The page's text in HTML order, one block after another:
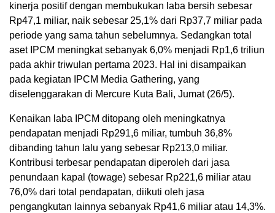
kinerja positif dengan membukukan laba bersih sebesar
Rp47,1 miliar, naik sebesar 25,1% dari Rp37,7 miliar pada
periode yang sama tahun sebelumnya. Sedangkan total
aset IPCM meningkat sebanyak 6,0% menjadi Rp1,6 triliun
pada akhir triwulan pertama 2023. Hal ini disampaikan
pada kegiatan IPCM Media Gathering, yang
diselenggarakan di Mercure Kuta Bali, Jumat (26/5).
Kenaikan laba IPCM ditopang oleh meningkatnya
pendapatan menjadi Rp291,6 miliar, tumbuh 36,8%
dibanding tahun lalu yang sebesar Rp213,0 miliar.
Kontribusi terbesar pendapatan diperoleh dari jasa
penundaan kapal (towage) sebesar Rp221,6 miliar atau
76,0% dari total pendapatan, diikuti oleh jasa
pengangkutan lainnya sebanyak Rp41,6 miliar atau 14,3%.